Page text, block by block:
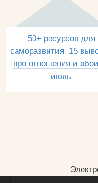
50+ ресурсов для
саморазвития, 15
про отношения и
июль